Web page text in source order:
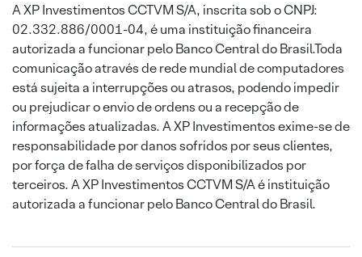
A XP Investimentos CCTVM S/A, inscrita sob o CNPJ:
02.332.886/0001-04, é uma instituição financeira
autorizada a funcionar pelo Banco Central do Brasil.Toda
comunicação através de rede mundial de computadores
está sujeita a interrupções ou atrasos, podendo impedir
ou prejudicar o envio de ordens ou a recepção de
informações atualizadas. A XP Investimentos exime-se de
responsabilidade por danos sofridos por seus clientes,
por força de falha de serviços disponibilizados por
terceiros. A XP Investimentos CCTVM S/A é instituição
autorizada a funcionar pelo Banco Central do Brasil.